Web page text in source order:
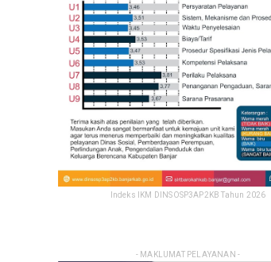
Indeks IKM DINSOSP3AP2KB Tahun 2026
- MAKLUMAT PELAYANAN -